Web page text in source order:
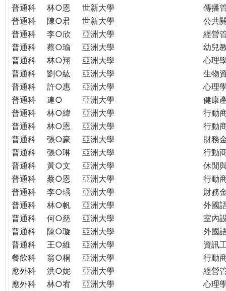
普通科
林○恩 世新大學
傳播
普通科
陳○君 世新大學
公共
普通科
李○欣 亞洲大學
經營
普通科
蔡○瑜 亞洲大學
幼兒
普通科
林○翔 亞洲大學
心理
普通科
劉○紘 亞洲大學
生物
普通科
許○惠 亞洲大學
心理
普通科
連○ 亞洲大學
健康
普通科
林○緯 亞洲大學
行動
普通科
林○恩 亞洲大學
行動
普通科
張○豪 亞洲大學
財務
普通科
張○琳 亞洲大學
行動
普通科
黃○文 亞洲大學
休閒
普通科
蔡○恩 亞洲大學
行動
普通科
李○瑀 亞洲大學
財務
普通科
林○帆 亞洲大學
外國
普通科
何○慈 亞洲大學
室內
普通科
陳○璇 亞洲大學
外國
普通科
王○維 亞洲大學
資訊
餐飲科
翁○桐 亞洲大學
行動
應外科
洪○妮 亞洲大學
經營
應外科
林○宥 亞洲大學
心理